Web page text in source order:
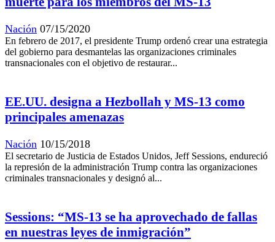
Nación 07/15/2020
En febrero de 2017, el presidente Trump ordenó crear una estrategia
del gobierno para desmantelas las organizaciones criminales
transnacionales con el objetivo de restaurar...
EE.UU. designa a Hezbollah y MS-13 como
principales amenazas
Nación 10/15/2018
El secretario de Justicia de Estados Unidos, Jeff Sessions, endureció
la represión de la administración Trump contra las organizaciones
criminales transnacionales y designó al...
Sessions: “MS-13 se ha aprovechado de fallas
en nuestras leyes de inmigración”